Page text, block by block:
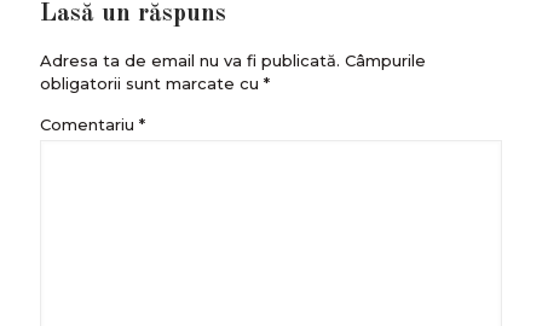
Lasă un răspuns
Adresa ta de email nu va fi publicată. Câmpurile
obligatorii sunt marcate cu *
Comentariu *